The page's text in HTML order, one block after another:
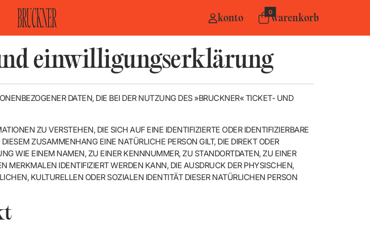
konto
0
warenkorb
einwilligungserklärung
DATEN, DIE BEI DER NUTZUNG DES »BRUCKNER« TICKET- UND
ZU VERSTEHEN, DIE SICH AUF EINE IDENTIFIZIERTE ODER IDENTIFIZIERBARE
ZUSAMMENHANG EINE NATÜRLICHE PERSON GILT, DIE DIREKT ODER
WIE EINEM NAMEN, ZU EINER KENNNUMMER, ZU STANDORTDATEN, ZU EINER
MERKMALEN IDENTIFIZIERT WERDEN KANN, DIE AUSDRUCK DER PHYSISCHEN,
KULTURELLEN ODER SOZIALEN IDENTITÄT DIESER NATÜRLICHEN PERSON